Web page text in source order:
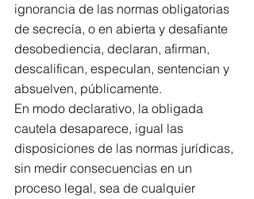
ignorancia de las normas obligatorias
de secrecía, o en abierta y desafiante
desobediencia, declaran, afirman,
descalifican, especulan, sentencian y
absuelven, públicamente.
En modo declarativo, la obligada
cautela desaparece, igual las
disposiciones de las normas jurídicas,
sin medir consecuencias en un
proceso legal, sea de cualquier